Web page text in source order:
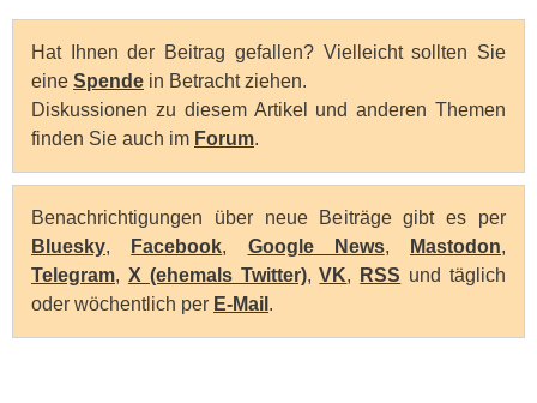
Hat Ihnen der Beitrag gefallen? Vielleicht sollten Sie
eine Spende in Betracht ziehen.
Diskussionen zu diesem Artikel und anderen Themen
finden Sie auch im Forum.
Benachrichtigungen über neue Beiträge gibt es per
Bluesky, Facebook, Google News, Mastodon,
Telegram, X (ehemals Twitter),VK, RSS und täglich
oder wöchentlich per E-Mail .